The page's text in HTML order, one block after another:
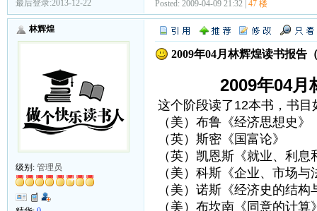
最后登录:2013-12-22 Posted: 2009-04-09 21:32 | 47 楼
林辉煌
级别: 管理员
2009年04月林辉煌读书报告
2009年04月
这个阶段读了12本书，书目
（美）布鲁《经济思想史》
（英）斯密《国富论》
（英）凯恩斯《就业、利
（美）科斯《企业、市场与
（美）诺斯《经济史的结构
（美）布坎南《同意的计算